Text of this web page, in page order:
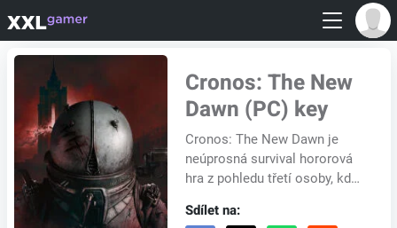
Cronos: The New
Dawn (PC) key
Cronos: The New Dawn je
neúprosná survival hororová
hra z pohledu třetí osoby, kde
záchraně minulosti. Ve světě,
Sdílet na: